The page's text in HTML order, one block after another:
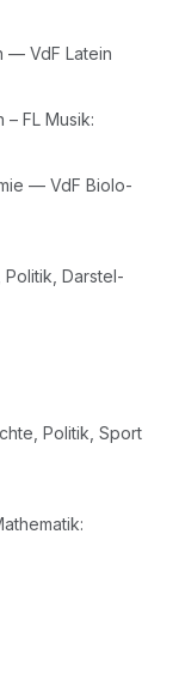
— VdF Latein
– FL Musik:
— VdF Bio­lo­
Poli­tik, Dar­stel­
Poli­tik, Sport